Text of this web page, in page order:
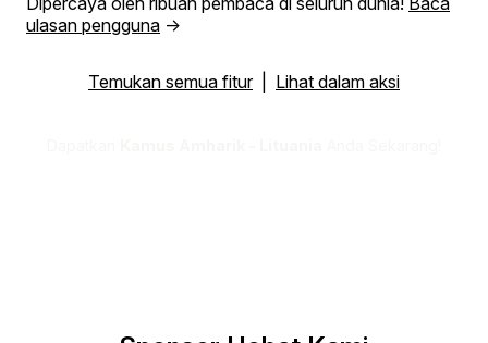
ulasan pengguna →
Temukan semua fitur| Lihat dalam aksi